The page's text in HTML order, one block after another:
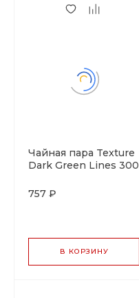
Чайная пара Texture
Dark Green Lines 300
Proff Cuisine
757 ₽
В КОРЗИНУ